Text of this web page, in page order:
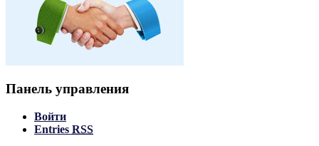
Панель управления
Войти
Entries RSS